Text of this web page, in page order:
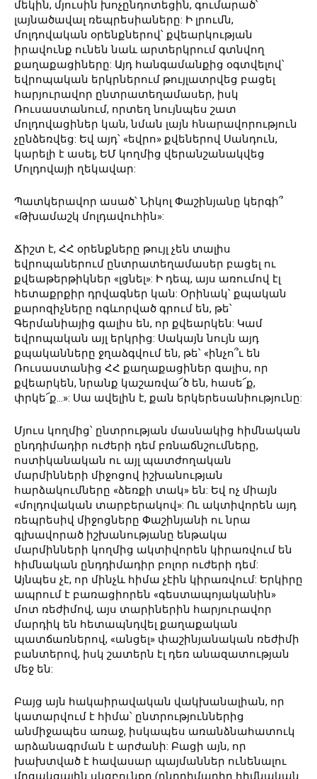
մեկին, մյուսին խոչընդոտեցին, գումարած՝
լայնածավալ ռեպրեսիաները: Ի լրումն,
մոլդովական օրենքներով՝ քվեարկության
իրավունք ունեն նաև արտերկրում գտնվող
քաղաքացիները: Այդ հանգամանքից օգտվելով՝
եվրոպական երկրներում թույլատրվեց բացել
հարյուրավոր ընտրատեղամասեր, իսկ
Ռուսաստանում, որտեղ նույնպես շատ
մոլդովացիներ կան, նման լայն հնարավորություն
չընձեռվեց: Եվ այդ՝ «եվրո» քվեներով Սանդուն,
կարելի է ասել, ԵՄ կողմից վերանշանակվեց
Մոլդովայի ղեկավար:
Պատկերավոր ասած՝ Նիկոլ Փաշինյանը կերգի՞
«Թխամաշկ մոլդավուհին»:
Ճիշտ է, ՀՀ օրենքները թույլ չեն տալիս
եվրոպաներում ընտրատեղամասեր բացել ու
քվեաթերթիկներ «լցնել»: Ի դեպ, այս առումով էլ
հետաքրքիր դրվագներ կան: Օրինակ՝ քպական
քարոզիչները ոգևորված գրում են, թե՝
Գերմանիայից գալիս են, որ քվեարկեն: Կամ
եվրոպական այլ երկրից: Սակայն նույն այդ
քպականները ջղաձգվում են, թե՝ «ինչո՞ւ են
Ռուսաստանից ՀՀ քաղաքացիներ գալիս, որ
քվեարկեն, նրանք կաշառվա՜ծ են, հասե՜ք,
փրկե՜ք…»: Սա ավելին է, քան երկերեսանիությունը:
Մյուս կողմից՝ ընտրության մասնակից հիմնական
ընդդիմադիր ուժերի դեմ բռնաճնշումները,
ոստիկանական ու այլ պատժողական
մարմինների միջոցով իշխանության
հարձակումները «ձեռքի տակ» են: Եվ ոչ միայն
«մոլդովական տարբերակով»: Ու ակտիվորեն այդ
ռեպրեսիվ միջոցները Փաշինյանի ու նրա
գլխավորած իշխանությանը ենթակա
մարմինների կողմից ակտիվորեն կիրառվում են
հիմնական ընդդիմադիր բոլոր ուժերի դեմ:
Այնպես չէ, որ մինչև հիմա չէին կիրառվում: Երկիրը
ապրում է բառացիորեն «գեստապոյականին»
մոտ ռեժիմով, այս տարիներին հարյուրավոր
մարդիկ են հետապնդվել քաղաքական
պատճառներով, «անցել» փաշինյանական ռեժիմի
բանտերով, իսկ շատերն էլ դեռ անազատության
մեջ են:
Բայց այն հակաիրավական վակխանալիան, որ
կատարվում է հիմա՝ ընտրություններից
անմիջապես առաջ, իսկապես առանձնահատուկ
արձանագրման է արժանի: Բացի այն, որ
խախտված է հավասար պայմաններ ունենալու
մրցակցային սկզբունքը (ընդդիմադիր հիմնական